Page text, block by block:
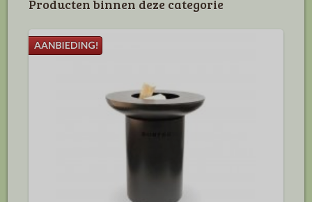
Producten binnen deze categorie